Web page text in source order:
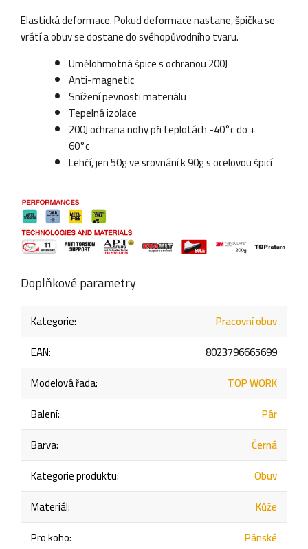
Elastická deformace. Pokud deformace nastane, špička se
vrátí a obuv se dostane do svéhopůvodního tvaru.
Umělohmotná špice s ochranou 200J
Anti-magnetic
Snížení pevnosti materiálu
Tepelná izolace
200J ochrana nohy při teplotách -40°c do +
60°c
Lehčí, jen 50g ve srovnání k 90g s ocelovou špicí
Doplňkové parametry
Kategorie:
Pracovní obuv
EAN:
8023796665699
Modelová řada:
TOP WORK
Balení:
Pár
Barva:
Černá
Kategorie produktu:
Obuv
Materiál:
Kůže
Pro koho:
Pánské